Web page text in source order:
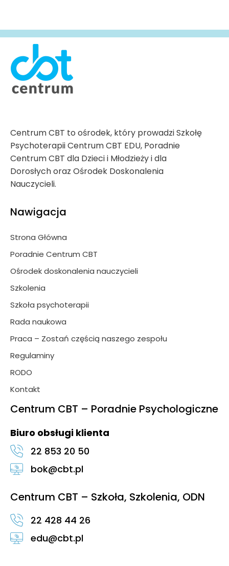
Centrum CBT to ośrodek, który prowadzi Szkołę
Psychoterapii Centrum CBT EDU, Poradnie
Centrum CBT dla Dzieci i Młodzieży i dla
Dorosłych oraz Ośrodek Doskonalenia
Nauczycieli.
Nawigacja
Strona Główna
Poradnie Centrum CBT
Ośrodek doskonalenia nauczycieli
Szkolenia
Szkoła psychoterapii
Rada naukowa
Praca – Zostań częścią naszego zespołu
Regulaminy
RODO
Kontakt
Centrum CBT – Poradnie Psychologiczne
Biuro obsługi klienta
22 853 20 50
bok@cbt.pl
Centrum CBT – Szkoła, Szkolenia, ODN
22 428 44 26
edu@cbt.pl